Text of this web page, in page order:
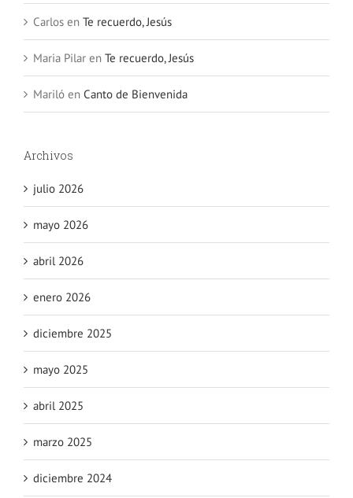
Carlos en Te recuerdo, Jesús
Maria Pilar en Te recuerdo, Jesús
Mariló en Canto de Bienvenida
Archivos
julio 2026
mayo 2026
abril 2026
enero 2026
diciembre 2025
mayo 2025
abril 2025
marzo 2025
diciembre 2024